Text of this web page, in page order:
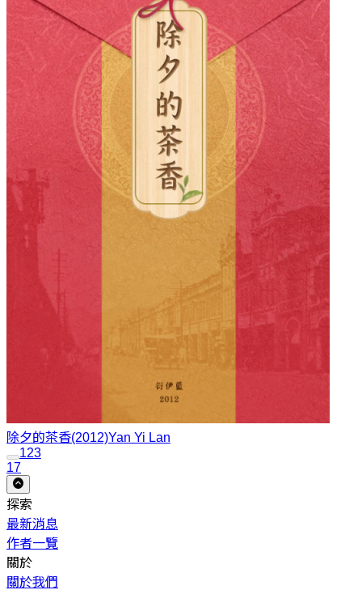
除夕的茶香(2012)Yan Yi Lan
123
17
探索
最新消息
作者一覽
關於
關於我們